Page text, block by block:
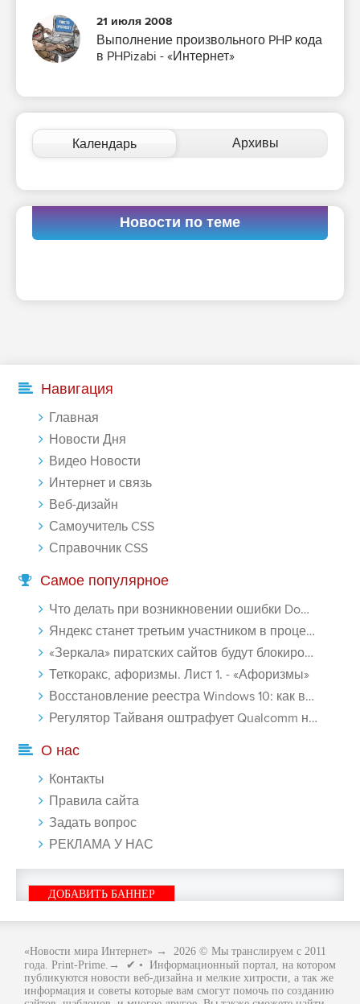
21 июля 2008
Выполнение произвольного PHP кода
в PHPizabi - «Интернет»
Календарь Архивы
Новости по теме
Навигация
Главная
Новости Дня
Видео Новости
Интернет и связь
Веб-дизайн
Самоучитель CSS
Справочник CSS
Самое популярное
Что делать при возникновении ошибки Download interrupted в Chrome - «Windows»
Яндекс станет третьим участником в процессе ФАС против Google - «Интернет»
«Зеркала» пиратских сайтов будут блокироваться! - «Интернет»
Теткоракс, афоризмы. Лист 1. - «Афоризмы»
Восстановление реестра Windows 10: как восстановить реестр Виндовс 10 - «Windows»
Регулятор Тайваня оштрафует Qualcomm на $774 млн - «Новости сети»
О нас
Контакты
Правила сайта
Задать вопрос
РЕКЛАМА У НАС
ДОБАВИТЬ БАННЕР
«Новости мира Интернет» → 2026 © Мы транслируем с 2011
года. Print-Prime.→ ✔ • Информационный портал, на котором
публикуются новости веб-дизайна и мелкие хитрости, а так же
информация и советы которые вам смогут помочь по созданию